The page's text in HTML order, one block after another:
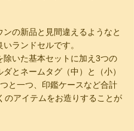
ンの新品と見間違えるようなと
ランドセルです。
除いた基本セットに加え3つの
とネームタグ（中）と（小）
と一つ、印鑑ケースなど合計
のアイテムをお造りすることが